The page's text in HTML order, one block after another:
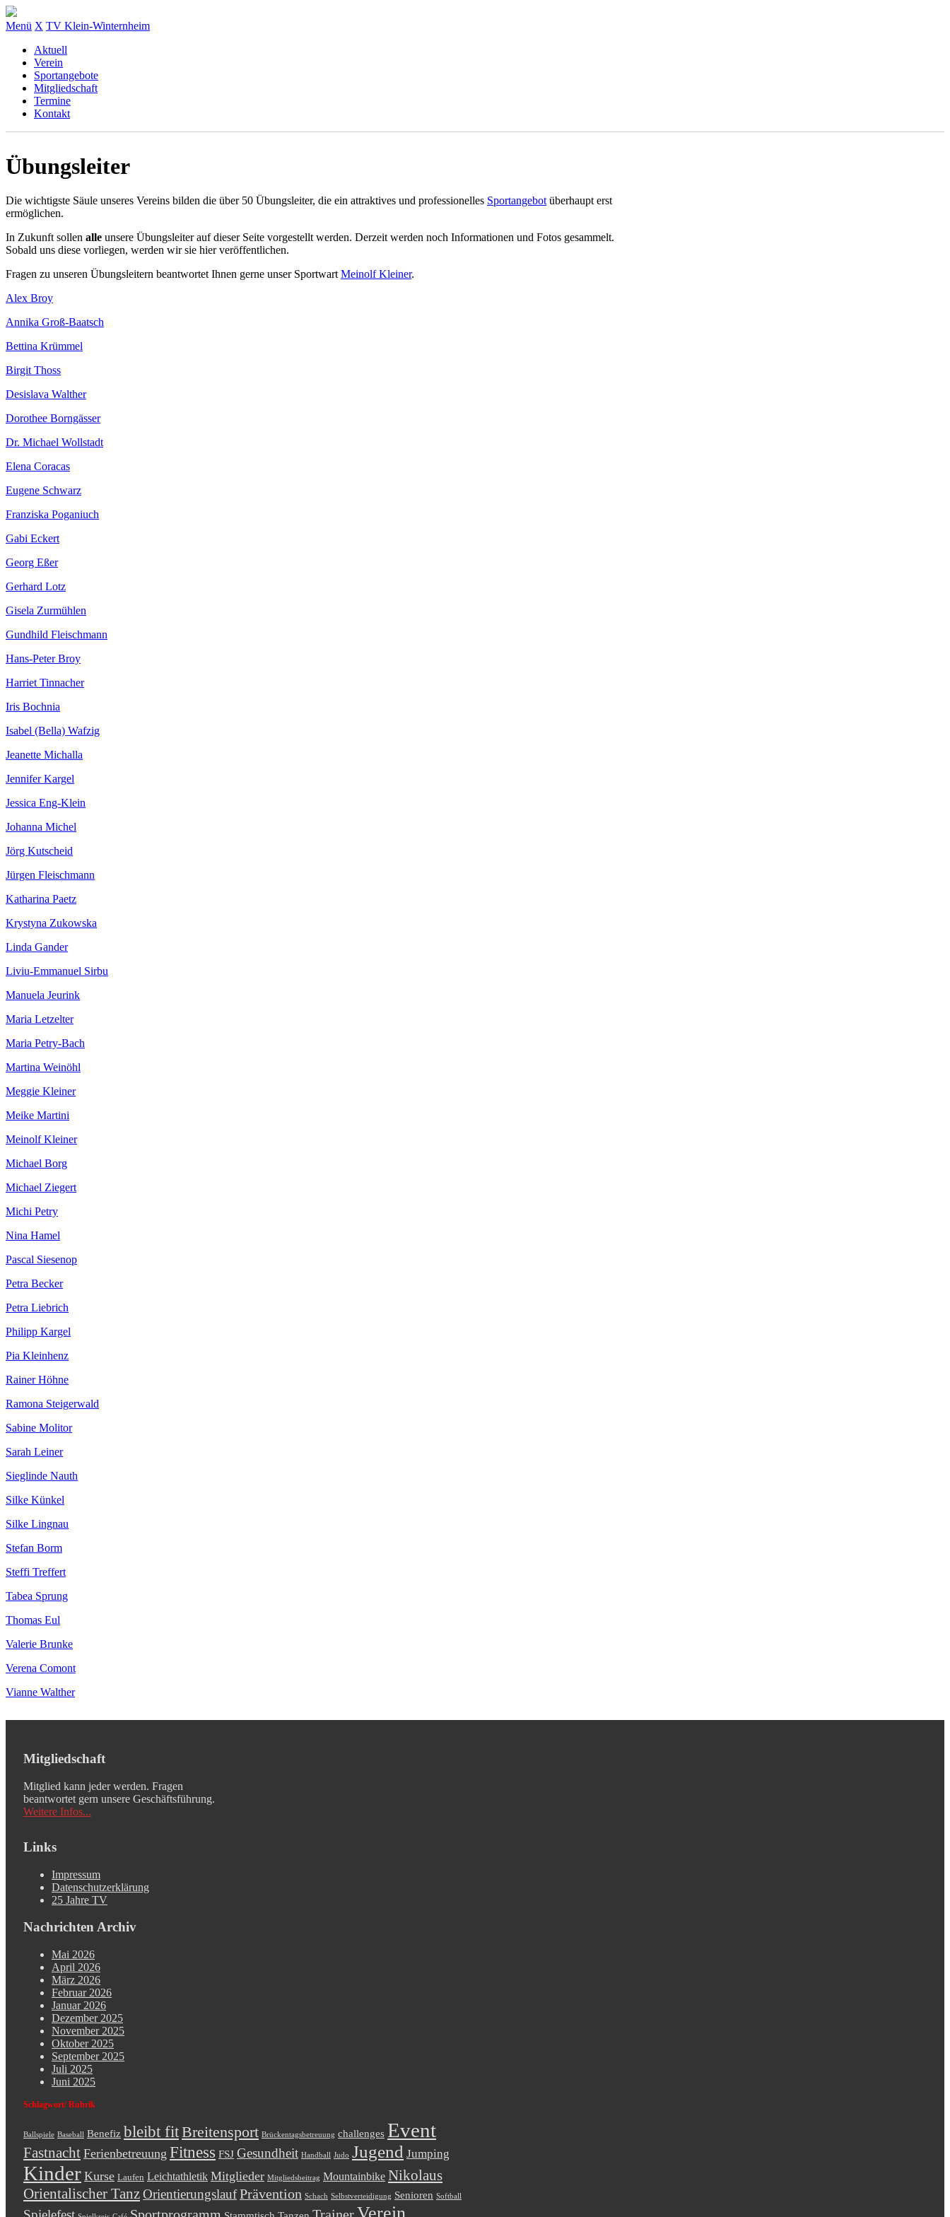
Menü X TV Klein-Winternheim
Aktuell
Verein
Sportangebote
Mitgliedschaft
Termine
Kontakt
Übungsleiter
Die wichtigste Säule unseres Vereins bilden die über 50 Übungsleiter, die ein attraktives und professionelles Sportangebotüberhaupt erst
ermöglichen.
In Zukunft sollen alle unsere Übungsleiter auf dieser Seite vorgestellt werden. Derzeit werden noch Informationen und Fotos gesammelt.
Sobald uns diese vorliegen, werden wir sie hier veröffentlichen.
Fragen zu unseren Übungsleitern beantwortet Ihnen gerne unser SportwartMeinolf Kleiner.
Alex Broy
Annika Groß-Baatsch
Bettina Krümmel
Birgit Thoss
Desislava Walther
Dorothee Borngässer
Dr. Michael Wollstadt
Elena Coracas
Eugene Schwarz
Franziska Poganiuch
Gabi Eckert
Georg Eßer
Gerhard Lotz
Gisela Zurmühlen
Gundhild Fleischmann
Hans-Peter Broy
Harriet Tinnacher
Iris Bochnia
Isabel (Bella) Wafzig
Jeanette Michalla
Jennifer Kargel
Jessica Eng-Klein
Johanna Michel
Jörg Kutscheid
Jürgen Fleischmann
Katharina Paetz
Krystyna Zukowska
Linda Gander
Liviu-Emmanuel Sirbu
Manuela Jeurink
Maria Letzelter
Maria Petry-Bach
Martina Weinöhl
Meggie Kleiner
Meike Martini
Meinolf Kleiner
Michael Borg
Michael Ziegert
Michi Petry
Nina Hamel
Pascal Siesenop
Petra Becker
Petra Liebrich
Philipp Kargel
Pia Kleinhenz
Rainer Höhne
Ramona Steigerwald
Sabine Molitor
Sarah Leiner
Sieglinde Nauth
Silke Künkel
Silke Lingnau
Stefan Borm
Steffi Treffert
Tabea Sprung
Thomas Eul
Valerie Brunke
Verena Comont
Vianne Walther
Mitgliedschaft
Mitglied kann jeder werden. Fragen
beantwortet gern unsere Geschäftsführung.
Weitere Infos...
Links
Impressum
Datenschutzerklärung
25 Jahre TV
Nachrichten Archiv
Mai 2026
April 2026
März 2026
Februar 2026
Januar 2026
Dezember 2025
November 2025
Oktober 2025
September 2025
Juli 2025
Juni 2025
Schlagwort/ Rubrik
Ballspiele Baseball Benefiz bleibt fitBreitensport Brückentagsbetreuung challenges Event
Fastnacht Ferienbetreuung Fitness FSJ Gesundheit Handball Judo Jugend Jumping
Kinder Kurse Laufen Leichtathletik Mitglieder Mitgliedsbeitrag Mountainbike Nikolaus
Orientalischer TanzOrientierungslaufPrävention Schach Selbstverteidigung Senioren Softball